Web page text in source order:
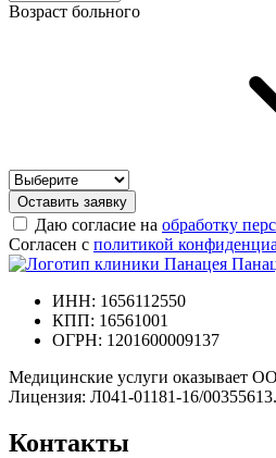
Возраст больного
Оставить заявку
Даю согласие на обработку
Согласен с политикой
ИНН: 1656112550
КПП: 16561001
ОГРН: 1201600009137
Медицинские услуги оказывает
Лицензия: Л041-01181-16/00355613.
Контакты